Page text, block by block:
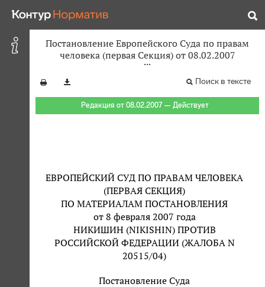
Постановление Европейского Суда по правам
человека (первая Секция) от 08.02.2007
Поиск в тексте
Редакция от 08.02.2007 — Действует
ЕВРОПЕЙСКИЙ СУД ПО ПРАВАМ ЧЕЛОВЕКА
(ПЕРВАЯ СЕКЦИЯ)
ПО МАТЕРИАЛАМ ПОСТАНОВЛЕНИЯ
от 8 февраля 2007 года
НИКИШИН (NIKISHIN) ПРОТИВ
РОССИЙСКОЙ ФЕДЕРАЦИИ (ЖАЛОБА N
20515/04)
Постановление Суда